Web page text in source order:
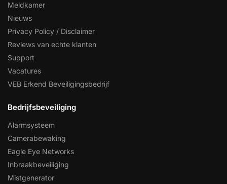
Meldkamer
Nieuws
Privacy Policy / Disclaimer
Reviews van echte klanten
Support
Vacatures
VEB Erkend Beveiligingsbedrijf
Bedrijfsbeveiliging
Alarmsysteem
Camerabewaking
Eagle Eye Networks
Inbraakbeveiliging
Mistgenerator